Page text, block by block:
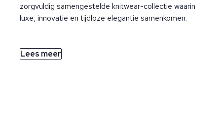
zorgvuldig samengestelde knitwear-collectie waarin
luxe, innovatie en tijdloze elegantie samenkomen.
Lees meer